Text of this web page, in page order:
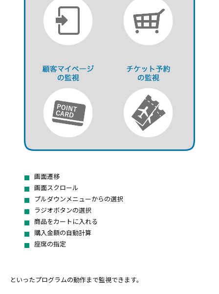
画面遷移
画面スクロール
プルダウンメニューからの選択
ラジオボタンの選択
商品をカートに入れる
購入金額の自動計算
座席の指定
といったプログラムの動作まで監視できます。